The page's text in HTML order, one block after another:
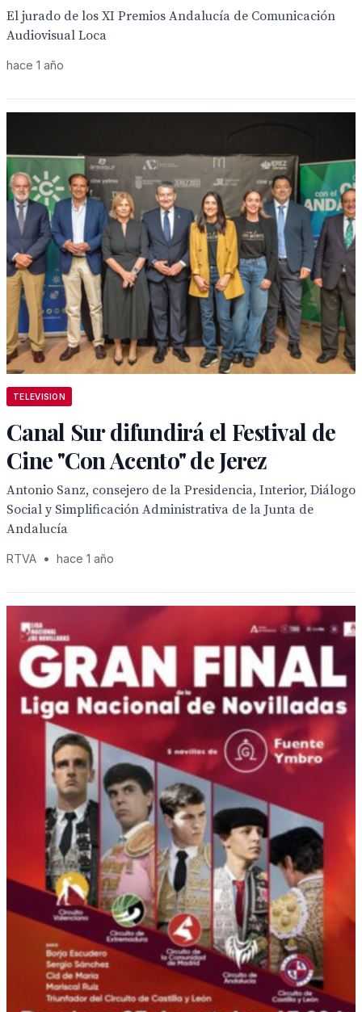
El jurado de los XI Premios Andalucía de Comunicación
Audiovisual Loca
hace 1 año
TELEVISION
Canal Sur difundirá el Festival de
Cine "Con Acento" de Jerez
Antonio Sanz, consejero de la Presidencia, Interior, Diálogo
Social y Simplificación Administrativa de la Junta de
Andalucía
RTVA • hace 1 año